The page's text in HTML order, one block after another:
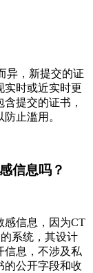
异，新提交的证
实时或近实时更
提交的证书，
止滥用。
信息吗？
感信息，因为CT
系统，其设计
信息，不涉及私
的公开字段和收